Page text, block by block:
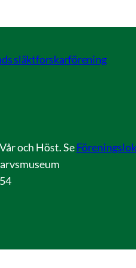
släktforskarförening
och Höst. Se